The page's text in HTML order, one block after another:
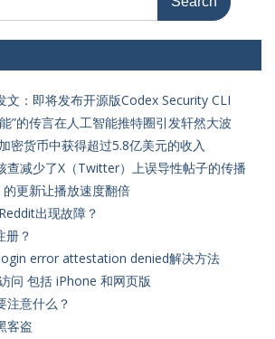
文：即将发布开源版Codex Security CLI
”的传言在人工智能推特圈引发轩然大波
密货币中获得超过5.8亿美元的收入
查减少了X（Twitter）上误导性帖子的传播
更新让播放速度翻倍
出现故障？
册？
error attestation denied解决方法
问 包括 iPhone 和网页版
注意什么？
客盗